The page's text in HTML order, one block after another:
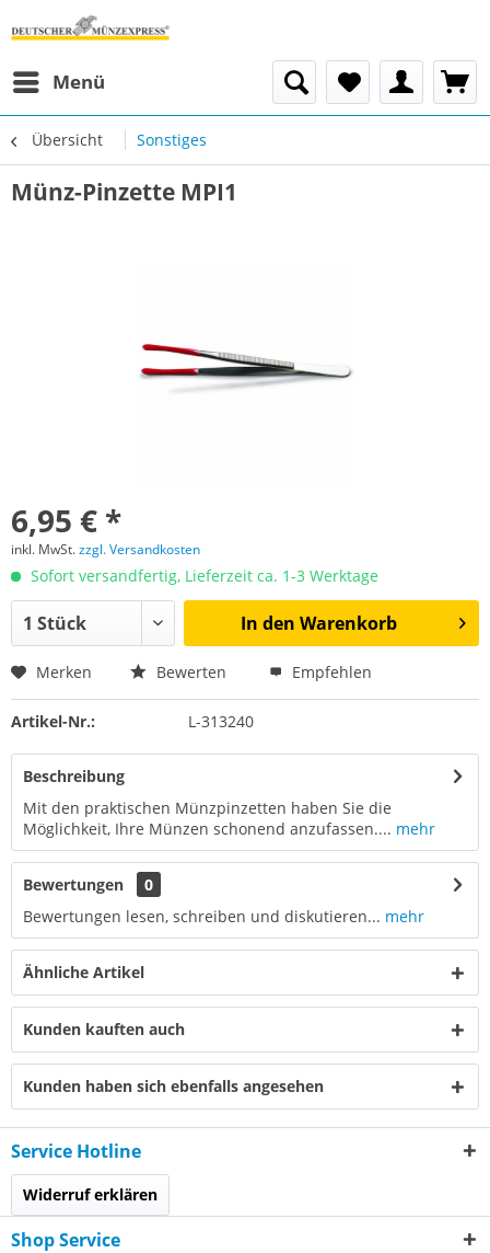
Menü
Übersicht Sonstiges
Münz-Pinzette MPI1
6,95 € *
inkl. MwSt.zzgl. Versandkosten
Sofort versandfertig, Lieferzeit ca. 1-3 Werktage
In den Warenkorb
Merken Bewerten Empfehlen
Artikel-Nr.: L-313240
Beschreibung
Mit den praktischen Münzpinzetten haben Sie die
Möglichkeit, Ihre Münzen schonend anzufassen.... mehr
Bewertungen
0
Bewertungen lesen, schreiben und diskutieren... mehr
Ähnliche Artikel
Kunden kauften auch
Kunden haben sich ebenfalls angesehen
Service Hotline
Widerruf erklären
Shop Service